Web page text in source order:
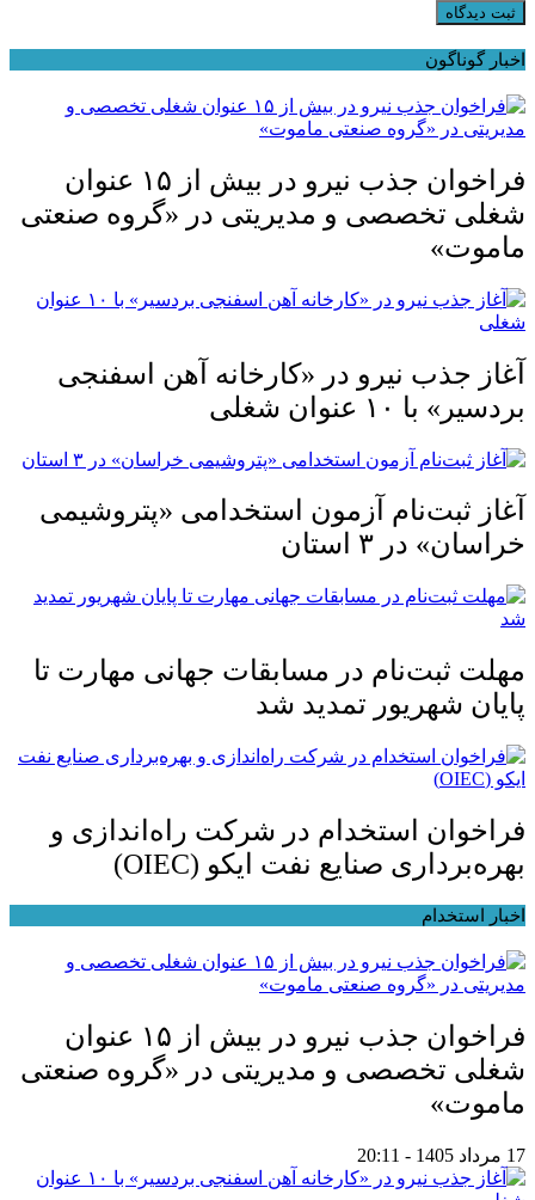
ثبت دیدگاه
اخبار گوناگون
فراخوان جذب نیرو در بیش از ۱۵ عنوان
شغلی تخصصی و مدیریتی در «گروه صنعتی
ماموت»
آغاز جذب نیرو در «کارخانه آهن اسفنجی
بردسیر» با ۱۰ عنوان شغلی
آغاز ثبت‌نام آزمون استخدامی «پتروشیمی
خراسان» در ۳ استان
مهلت ثبت‌نام در مسابقات جهانی مهارت تا
پایان شهریور تمدید شد
فراخوان استخدام در شرکت راه‌اندازی و
بهره‌برداری صنایع نفت ایکو (OIEC)
اخبار استخدام
فراخوان جذب نیرو در بیش از ۱۵ عنوان
شغلی تخصصی و مدیریتی در «گروه صنعتی
ماموت»
17 مرداد 1405 - 20:11